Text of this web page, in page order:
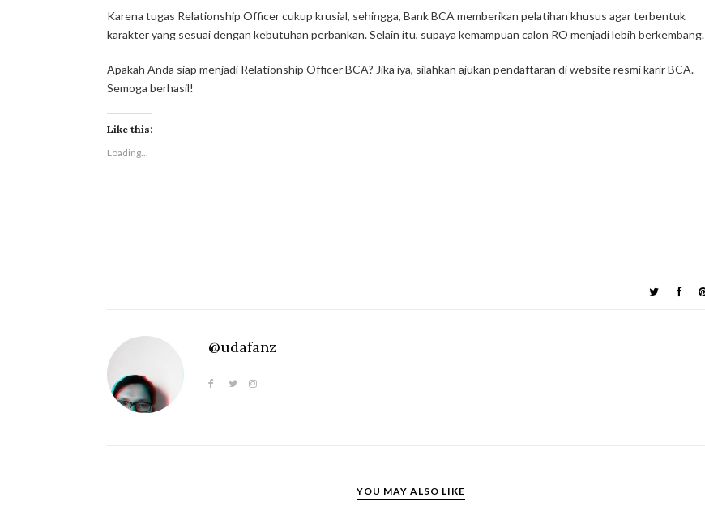
Karena tugas Relationship Officercukup krusial, sehingga, Bank BCA memberikan pelatihan khusus agar terbentuk
karakter yang sesuai dengan kebutuhan perbankan. Selain itu, supaya kemampuan calon RO menjadi lebih berkembang.
Apakah Anda siap menjadi Relationship OfficerBCA? Jika iya, silahkan ajukan pendaftaran di website resmi karir BCA.
Semoga berhasil!
Like this:
Loading...
@udafanz
YOU MAY ALSO LIKE